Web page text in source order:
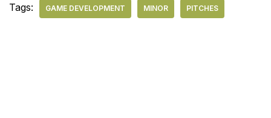
Tags: GAME DEVELOPMENT MINOR PITCHES